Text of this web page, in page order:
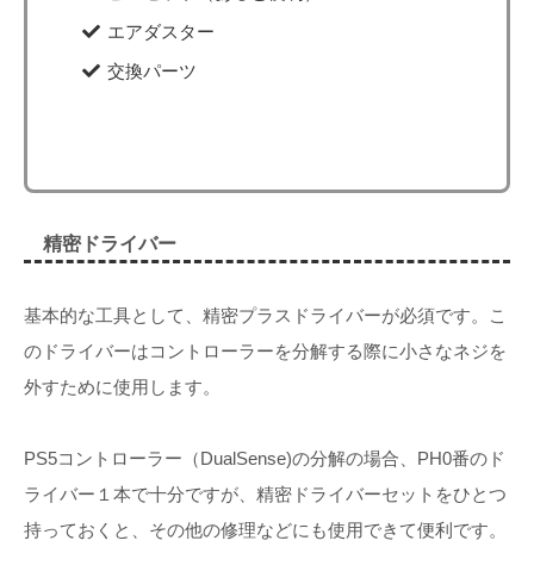
エアダスター
交換パーツ
精密ドライバー
基本的な工具として、精密プラスドライバーが必須です。こ
のドライバーはコントローラーを分解する際に小さなネジを
外すために使用します。
PS5コントローラー（DualSense)の分解の場合、PH0番のド
ライバー１本で十分ですが、精密ドライバーセットをひとつ
持っておくと、その他の修理などにも使用できて便利です。